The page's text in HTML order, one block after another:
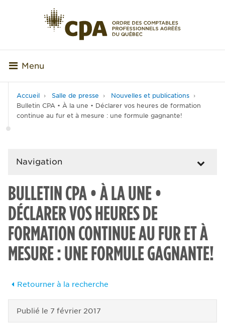
Menu
Accueil Salle de presse
Nouvelles et publications
Bulletin CPA • À la une • Déclarer vos heures de formation
continue au fur et à mesure : une formule gagnante!
Navigation
BULLETIN CPA • À LA UNE •
DÉCLARER VOS HEURES DE
FORMATION CONTINUE AU FUR ET À
MESURE : UNE FORMULE GAGNANTE!
Retourner à la recherche
Publié le 7 février 2017